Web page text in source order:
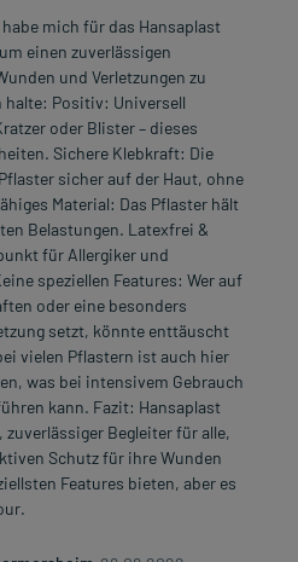
mich für das Hansaplast
einen zuverlässigen
und Verletzungen zu
halte: Positiv: Universell
oder Blister – dieses
Sichere Klebkraft: Die
sicher auf der Haut, ohne
Material: Das Pflaster hält
Belastungen. Latexfrei &
für Allergiker und
speziellen Features: Wer auf
oder eine besonders
setzt, könnte enttäuscht
vielen Pflastern ist auch hier
was bei intensivem Gebrauch
kann. Fazit: Hansaplast
Begleiter für alle,
Schutz für ihre Wunden
Features bieten, aber es